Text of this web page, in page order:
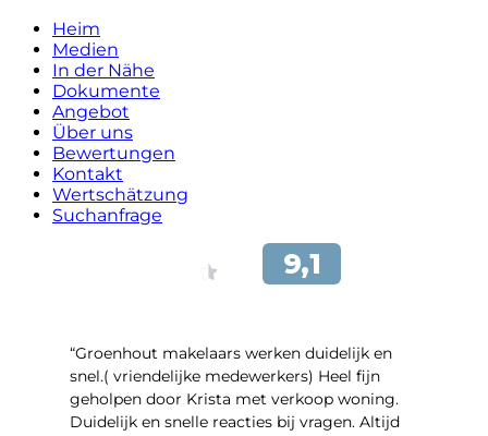
Heim
Medien
In der Nähe
Dokumente
Angebot
Über uns
Bewertungen
Kontakt
Wertschätzung
Suchanfrage
“Groenhout makelaars werken duidelijk en
snel.( vriendelijke medewerkers) Heel fijn
geholpen door Krista met verkoop woning.
Duidelijk en snelle reacties bij vragen. Altijd